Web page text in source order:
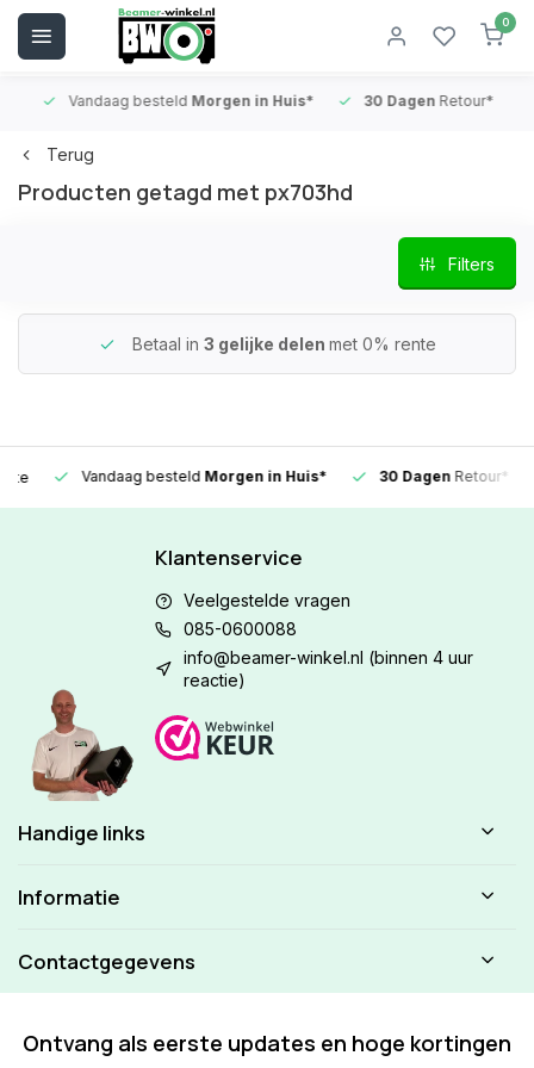
0
Vandaag besteldMorgen in Huis* 30 DagenRetour*
Terug
Producten getagd met px703hd
Filters
Betaal in 3 gelijke delen met 0% rente
Vandaag besteldMorgen in Huis* 30 DagenRetour*
Klantenservice
Veelgestelde vragen
085-0600088
info@beamer-winkel.nl (binnen 4 uur
reactie)
Handige links
Informatie
Contactgegevens
Ontvang als eerste updates en hoge kortingen